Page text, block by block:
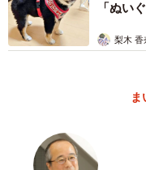
「ぬい
梨木 香
ま